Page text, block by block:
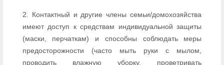
2. Контактный и другие члены семьи/домохозяйства
имеют доступ к средствам индивидуальной защиты
(маски, перчаткам) и способны соблюдать меры
предосторожности (часто мыть руки с мылом,
проводить влажную уборку, проветривать